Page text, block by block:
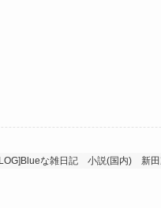
な雑日記 小説(国内) 新